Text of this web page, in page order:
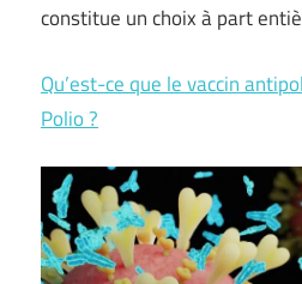
constitue un choix à part
Qu’est-ce que le vaccin
Polio ?